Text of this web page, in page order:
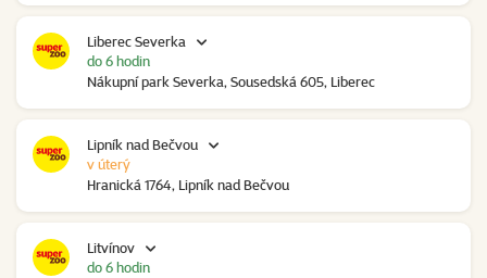
Liberec Severka
Nákupní park Severka, Sousedská 605, Liberec
do 6 hodin
Lipník nad Bečvou
Hranická 1764, Lipník nad Bečvou
v úterý
Litvínov
do 6 hodin